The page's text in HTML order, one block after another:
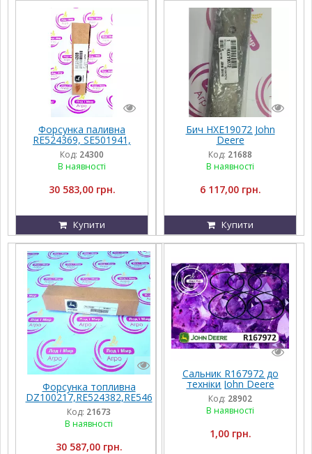
Форсунка паливна
RE524369, SE501941,
RE504181, 095000-0541
до John Deere 8180,
8220, 9680i, 9750, 9760
Код: 24300
В наявності
30 583,00 грн.
Купити
Бич HXE19072 John
Deere
Код: 21688
В наявності
6 117,00 грн.
Купити
Форсунка топливна
DZ100217,RE524382,RE546
781 John Deere
Код: 21673
В наявності
30 587,00 грн.
Сальник R167972 до
техніки John Deere
Код: 28902
В наявності
1,00 грн.